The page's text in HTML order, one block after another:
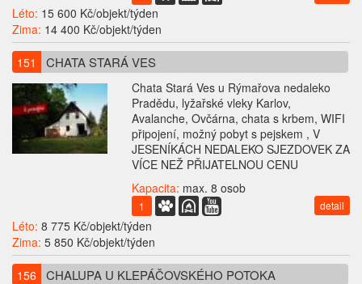
Léto: 15 600 Kč/objekt/týden
Zima: 14 400 Kč/objekt/týden
151 CHATA STARÁ VES
Chata Stará Ves u Rýmařova nedaleko
Pradědu, lyžařské vleky Karlov,
Avalanche, Ovčárna, chata s krbem, WIFI
připojení, možný pobyt s pejskem , V
JESENÍKÁCH NEDALEKO SJEZDOVEK ZA
VÍCE NEŽ PŘIJATELNOU CENU
Kapacita: max. 8 osob
1 detail
Léto: 8 775 Kč/objekt/týden
Zima: 5 850 Kč/objekt/týden
156 CHALUPA U KLEPÁČOVSKÉHO POTOKA